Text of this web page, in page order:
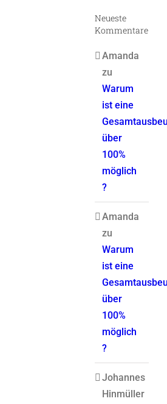
Neueste
Kommentare
Amanda
zu
Warum
ist eine
über
100%
möglich
?
Amanda
zu
Warum
ist eine
über
100%
möglich
?
Johannes
Hinmüller